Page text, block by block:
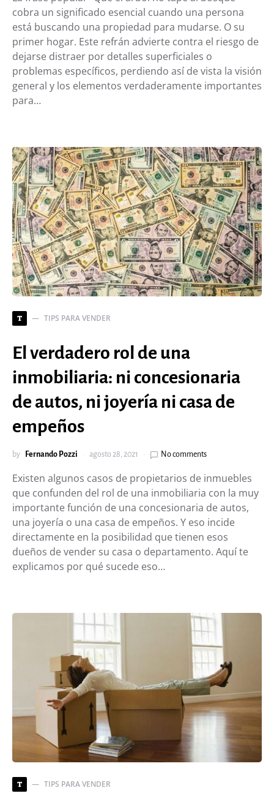
cobra un significado esencial cuando una persona
está buscando una propiedad para mudarse. O su
primer hogar. Este refrán advierte contra el riesgo de
dejarse distraer por detalles superficiales o
problemas específicos, perdiendo así de vista la visión
general y los elementos verdaderamente importantes
para…
T TIPS PARA VENDER
El verdadero rol de una
inmobiliaria: ni concesionaria
de autos, ni joyería ni casa de
empeños
by Fernando Pozzi agosto 28, 2021 No comments
Existen algunos casos de propietarios de inmuebles
que confunden del rol de una inmobiliaria con la muy
importante función de una concesionaria de autos,
una joyería o una casa de empeños. Y eso incide
directamente en la posibilidad que tienen esos
dueños de vender su casa o departamento. Aquí te
explicamos por qué sucede eso…
T TIPS PARA VENDER